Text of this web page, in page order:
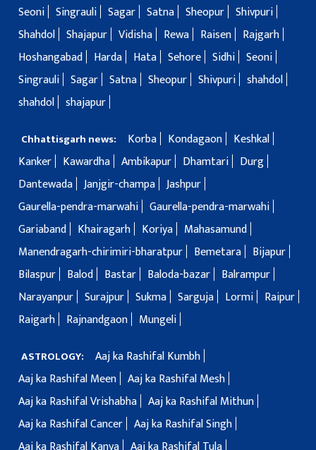
Seoni Singrauli Sagar Satna Sheopur Shivpuri
Shahdol Shajapur Vidisha Rewa Raisen
Rajgarh
Hoshangabad
Harda Hata Sehore Sidhi Seoni
Singrauli Sagar Satna Sheopur Shivpuri shahdol
shahdol shajapur
Chhattisgarh news: Korba Kondagaon
Keshkal
Kanker
Kawardha Ambikapur Dhamtari
Durg
Dantewada Janjgir-champa Jashpur
Gaurella-pendra-marwahi Gaurella-pendra-marwahi
Gariaband
Khairagarh Koriya
Mahasamund
Manendragarh-chirimiri-bharatpur
Bemetara
Bijapur
Bilaspur
Balod Bastar Baloda-bazar
Balrampur
Narayanpur Surajpur Sukma Sarguja Lormi
Raipur
Raigarh
Rajnandgaon Mungeli
ASTROLOGY:
Aaj ka Rashifal Kumbh
Aaj ka Rashifal Meen Aaj ka Rashifal Mesh
Aaj ka Rashifal Vrishabha Aaj ka Rashifal Mithun
Aaj ka Rashifal Cancer Aaj ka Rashifal Singh